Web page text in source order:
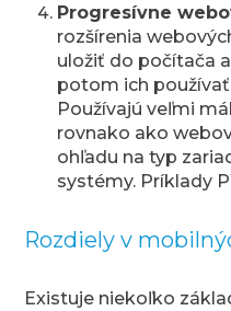
Progresívne
rozšírenia
uložiť do počítača
potom ich
Používajú veľmi
rovnako ako
ohľadu na typ
systémy. Príklady
Rozdiely v
Existuje niekoľko